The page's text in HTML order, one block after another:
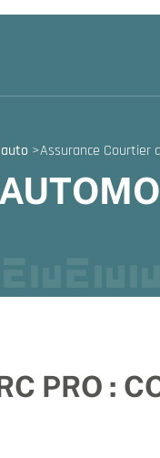
>Assurance Courtier
PRO :